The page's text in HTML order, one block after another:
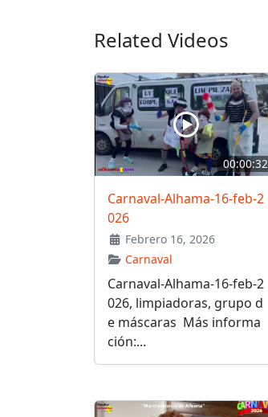
Related Videos
00:00:32
Carnaval-Alhama-16-feb-2
026
Febrero 16, 2026
Carnaval
Carnaval-Alhama-16-feb-2
026, limpiadoras, grupo d
e máscaras Más informa
ción:...